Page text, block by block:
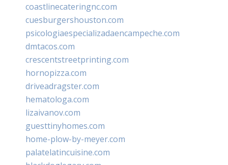
coastlinecateringnc.com
cuesburgershouston.com
psicologiaespecializadaencampeche.com
dmtacos.com
crescentstreetprinting.com
hornopizza.com
driveadragster.com
hematologa.com
lizaivanov.com
guesttinyhomes.com
home-plow-by-meyer.com
palatelatincuisine.com